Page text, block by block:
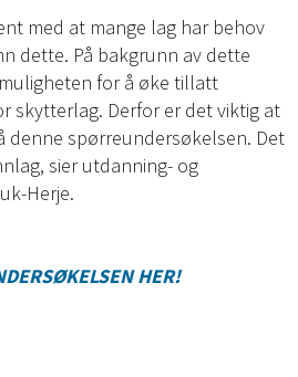
med at mange lag har behov
dette. På bakgrunn av dette
for å øke tillatt
skytterlag. Derfor er det viktig at
denne spørreundersøkelsen. Det
sier utdanning- og
Herje.
HER!